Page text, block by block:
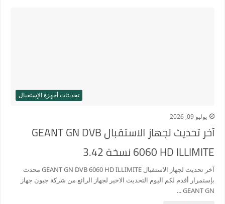
تحديثات أجهزة الإستقبال
يوليو 09, 2026
آخر تحديث لجهاز الاستقبال GEANT GN DVB
6060 HD ILLIMITE نسخة 3.42
آخر تحديث لجهاز الاستقبال GEANT GN DVB 6060 HD ILLIMITE محدث
بإستمرار أقدم لكم اليوم التحديث الاخير لجهاز الرائع من شركة جيون جهاز
GEANT GN ...